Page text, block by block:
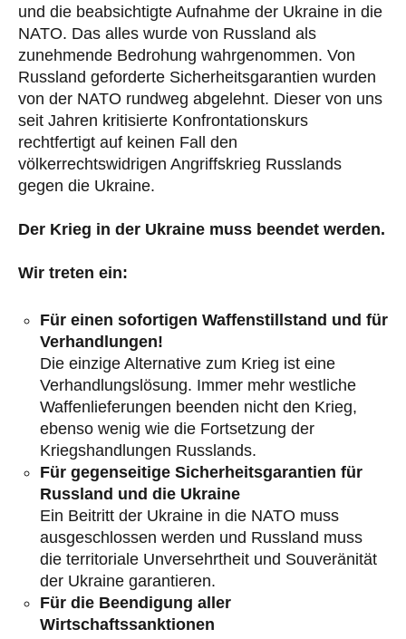
und die beabsichtigte Aufnahme der Ukraine in die
NATO. Das alles wurde von Russland als
zunehmende Bedrohung wahrgenommen. Von
Russland geforderte Sicherheitsgarantien wurden
von der NATO rundweg abgelehnt. Dieser von uns
seit Jahren kritisierte Konfrontationskurs
rechtfertigt auf keinen Fall den
völkerrechtswidrigen Angriffskrieg Russlands
gegen die Ukraine.
Der Krieg in der Ukraine muss beendet werden.
Wir treten ein:
Für einen sofortigen Waffenstillstand und für
Verhandlungen!
Die einzige Alternative zum Krieg ist eine
Verhandlungslösung. Immer mehr westliche
Waffenlieferungen beenden nicht den Krieg,
ebenso wenig wie die Fortsetzung der
Kriegshandlungen Russlands.
Für gegenseitige Sicherheitsgarantien für
Russland und die Ukraine
Ein Beitritt der Ukraine in die NATO muss
ausgeschlossen werden und Russland muss
die territoriale Unversehrtheit und Souveränität
der Ukraine garantieren.
Für die Beendigung aller
Wirtschaftssanktionen